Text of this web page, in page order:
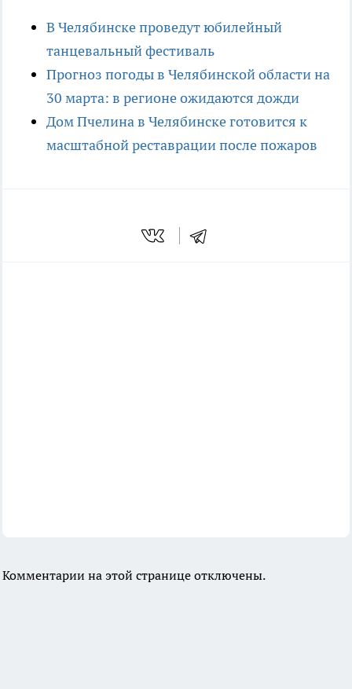
В Челябинске проведут юбилейный
танцевальный фестиваль
Прогноз погоды в Челябинской области на
30 марта: в регионе ожидаются дожди
Дом Пчелина в Челябинске готовится к
масштабной реставрации после пожаров
Комментарии на этой странице отключены.